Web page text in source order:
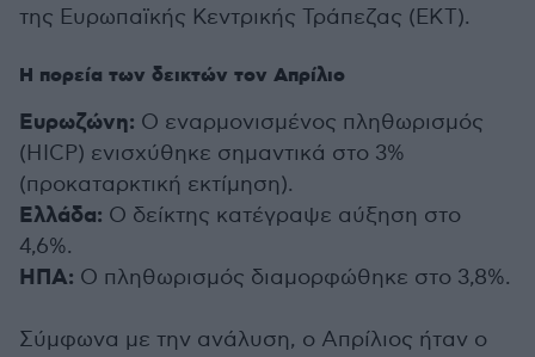
της Ευρωπαϊκής Κεντρικής Τράπεζας (ΕΚΤ).
Η πορεία των δεικτών τον Απρίλιο
Ευρωζώνη: Ο εναρμονισμένος πληθωρισμός
(HICP) ενισχύθηκε σημαντικά στο 3%
(προκαταρκτική εκτίμηση).
Ελλάδα: Ο δείκτης κατέγραψε αύξηση στο
4,6%.
ΗΠΑ: Ο πληθωρισμός διαμορφώθηκε στο 3,8%.
Σύμφωνα με την ανάλυση, ο Απρίλιος ήταν ο